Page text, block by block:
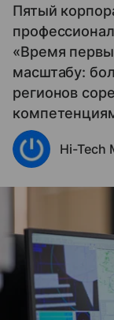
Пятый
«Время
масштабу:
регионов
Hi-Tech